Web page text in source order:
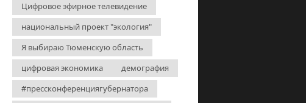
Цифровое эфирное телевидение
национальный проект "экология"
Я выбираю Тюменскую область
цифровая экономика
демография
#прессконференциягубернатора